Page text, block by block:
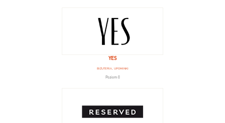
YES
BIŻUTERIA, UPOMINKI
Poziom 0